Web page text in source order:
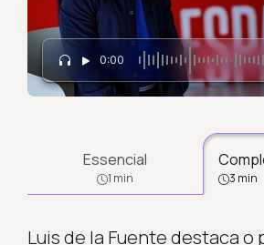
0:00
Essencial
1 min 3 min
Luis de la Fuente destaca o